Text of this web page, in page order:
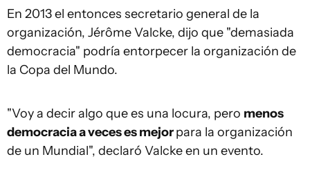
En 2013 el entonces secretario general de la
organización, Jérôme Valcke, dijo que "demasiada
democracia" podría entorpecer la organización de
la Copa del Mundo.
"Voy a decir algo que es una locura, pero menos
democracia a veces es mejorpara la organización
de un Mundial", declaró Valcke en un evento.